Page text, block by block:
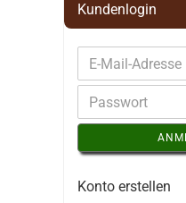
Kundenlogin
Konto erstellen